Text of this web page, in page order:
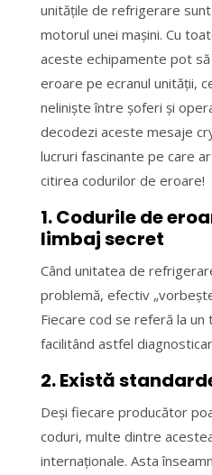
unitățile de refrigerare
motorul unei mașini. Cu
aceste echipamente pot
eroare pe ecranul unității,
neliniște între șoferi și
decodezi aceste mesaje
lucruri fascinante pe care
citirea codurilor de eroare!
1. Codurile de
limbaj secret
Când unitatea de
problemă, efectiv
Fiecare cod se referă la
facilitând astfel
2. Există
Deși fiecare producător
coduri, multe dintre
internaționale. Asta